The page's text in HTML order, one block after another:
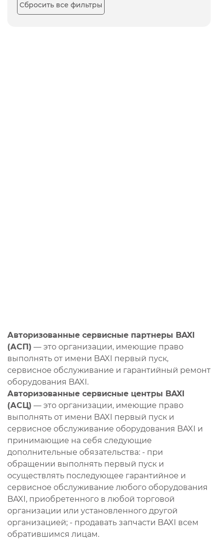
Сбросить все фильтры
Авторизованные сервисные партнеры BAXI
(АСП) — это организации, имеющие право
выполнять от имени BAXI первый пуск,
сервисное обслуживание и гарантийный ремонт
оборудования BAXI.
Авторизованные сервисные центры BAXI
(АСЦ) — это организации, имеющие право
выполнять от имени BAXI первый пуск и
сервисное обслуживание оборудования BAXI и
принимающие на себя следующие
дополнительные обязательства: - при
обращении выполнять первый пуск и
осуществлять последующее гарантийное и
сервисное обслуживание любого оборудования
BAXI, приобретенного в любой торговой
организации или установленного другой
организацией; - продавать запчасти BAXI всем
обратившимся лицам.